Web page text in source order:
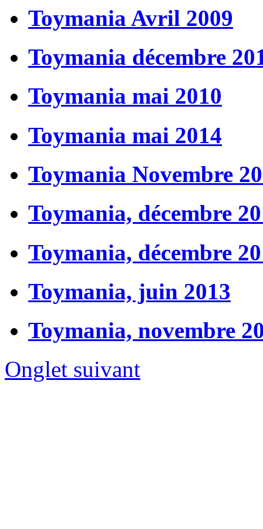
Toymania Avril 2009
Toymania décembre
Toymania mai 2010
Toymania mai 2014
Toymania Novembre
Toymania, décembre
Toymania, décembre
Toymania, juin 2013
Toymania, novembre
Onglet suivant